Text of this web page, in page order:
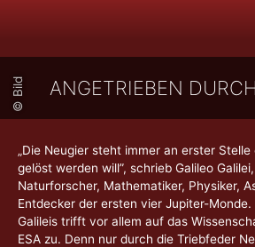
© Bild ANGETRIEBEN DURCH
„Die Neugier steht immer an erster
gelöst werden will”, schrieb Galileo
Naturforscher, Mathematiker, Physiker,
Entdecker der ersten vier Jupiter-Monde.
Galileis trifft vor allem auf das
ESA zu. Denn nur durch die Triebfeder